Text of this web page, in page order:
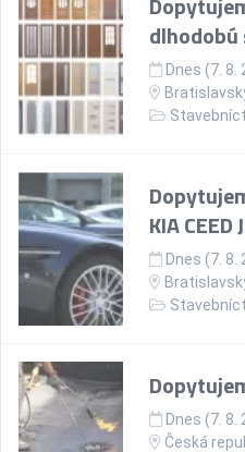
Dnes (7. 8.
KIA CEED
Dnes (7. 8.
Dnes (7. 8.
Česká